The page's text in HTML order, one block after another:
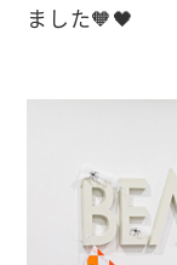
ました🧡🖤